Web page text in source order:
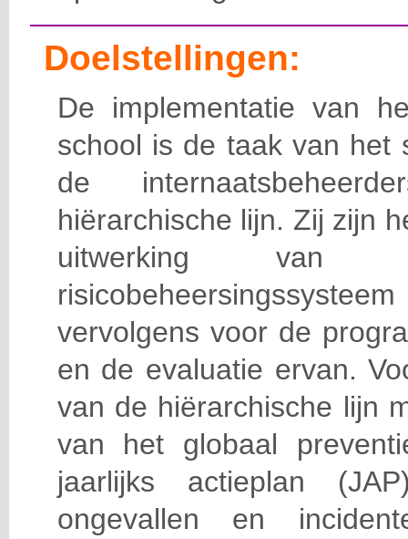
Doelstellingen:
De implementatie van
school is de taak van het
de
hiërarchische lijn. Zij zijn
uitwerking van
vervolgens voor de
en de evaluatie ervan.
van de hiërarchische lijn
van het globaal
jaarlijks actieplan
ongevallen en